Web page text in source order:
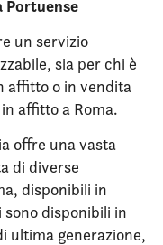
Portuense
un servizio
sia per chi è
affitto o in vendita
affitto a Roma.
offre una vasta
di diverse
disponibili in
disponibili in
ultima generazione,